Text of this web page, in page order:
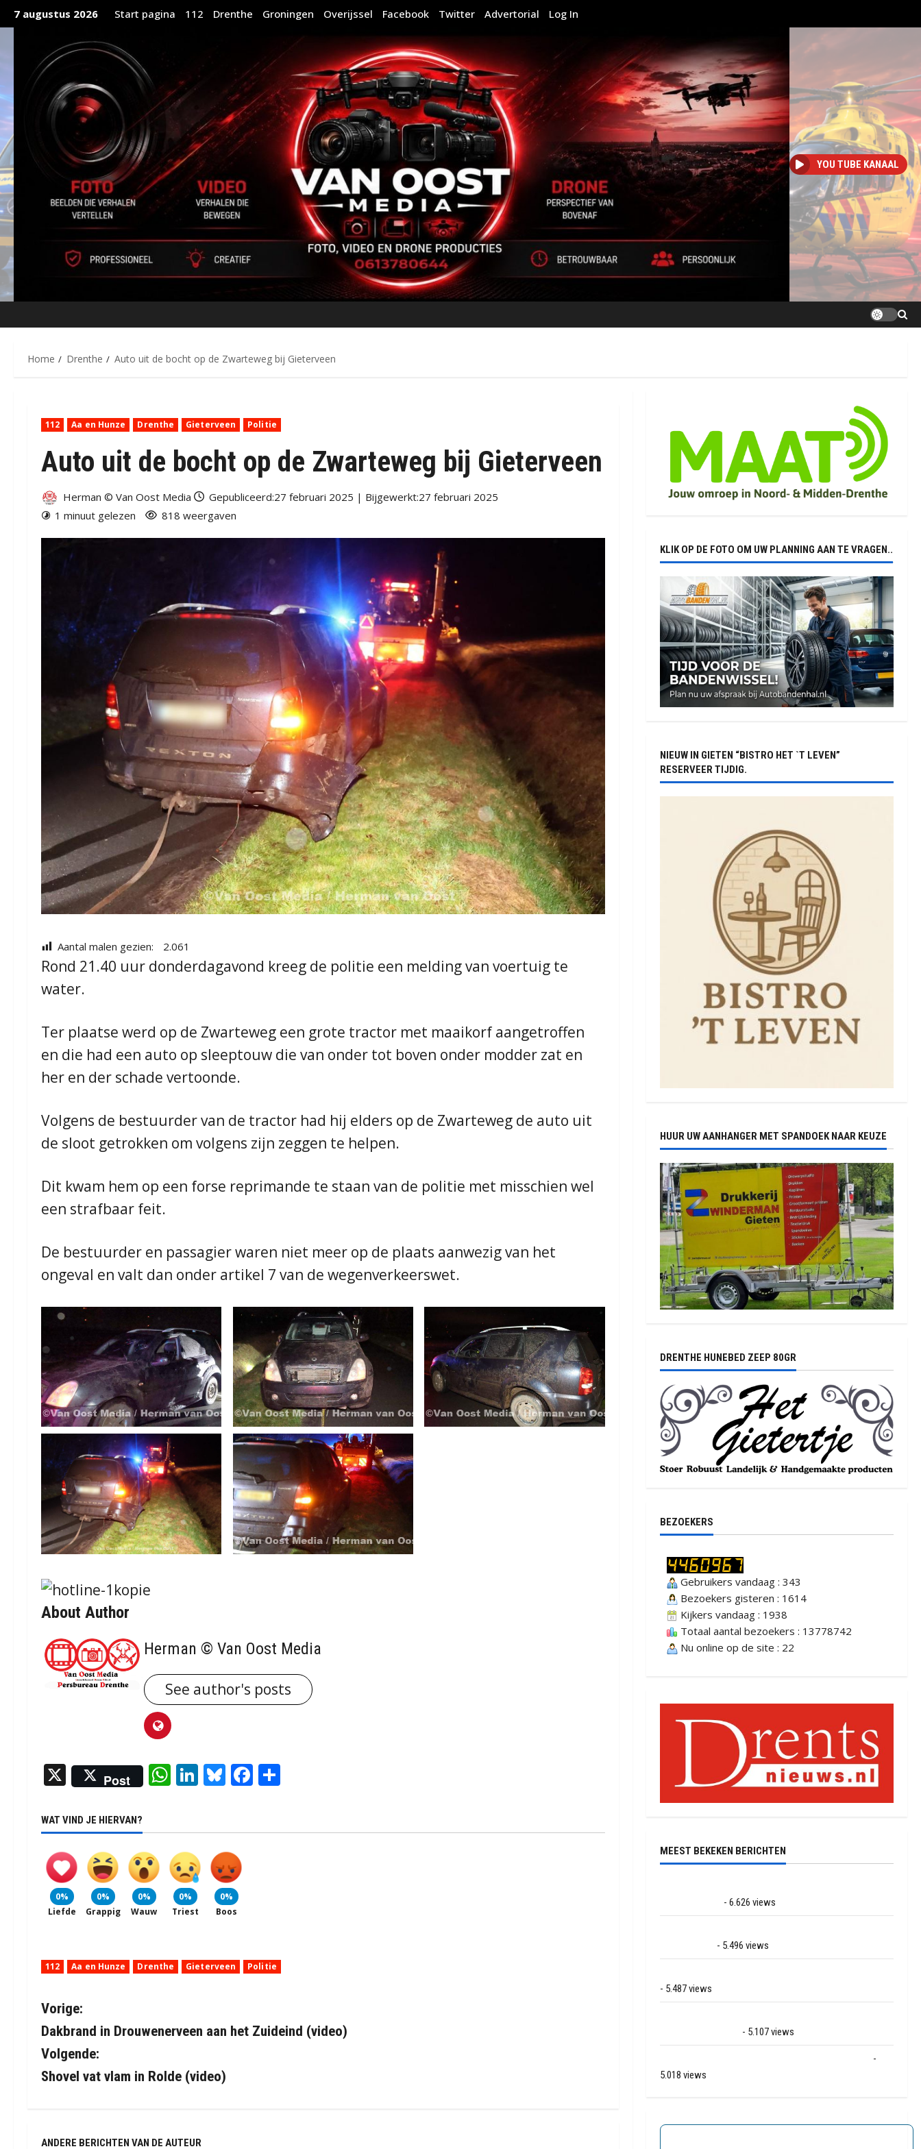
naar
7 augustus 2026 Start pagina 112 Drenthe Groningen Overijssel Facebook Twitter Advertorial Log In
YOU TUBE KANAAL
Home Drenthe Auto uit de bocht op de Zwarteweg bij Gieterveen
112 Aa en Hunze Drenthe Gieterveen Politie
Auto uit de bocht op de Zwarteweg bij Gieterveen
Herman © Van Oost Media
Gepubliceerd:27 februari 2025 | Bijgewerkt:27 februari 2025
1 minuut gelezen
818 weergaven
Aantal malen gezien: 2.061
Rond 21.40 uur donderdagavond kreeg de politie een melding van voertuig te
water.
Ter plaatse werd op de Zwarteweg een grote tractor met maaikorf aangetroffen
en die had een auto op sleeptouw die van onder tot boven onder modder zat en
her en der schade vertoonde.
Volgens de bestuurder van de tractor had hij elders op de Zwarteweg de auto uit
de sloot getrokken om volgens zijn zeggen te helpen.
Dit kwam hem op een forse reprimande te staan van de politie met misschien wel
een strafbaar feit.
De bestuurder en passagier waren niet meer op de plaats aanwezig van het
ongeval en valt dan onder artikel 7 van de wegenverkeerswet.
About Author
Herman © Van Oost Media
See author's posts
X Post WhatsApp
LinkedIn
Bluesky
Facebook
WAT VIND JE HIERVAN?
0%
Liefde
0%
Grappig
0%
Wauw
0%
Triest
0%
Boos
112 Aa en Hunze Drenthe Gieterveen Politie
B
e
r
Vorige:
Dakbrand in Drouwenerveen aan het Zuideind (video)
Volgende:
Shovel vat vlam in Rolde (video)
ANDERE BERICHTEN VAN DE AUTEUR
KLIK OP DE FOTO OM UW PLANNING AAN TE VRAGEN..
NIEUW IN GIETEN “BISTRO HET `T LEVEN”
RESERVEER TIJDIG.
HUUR UW AANHANGER MET SPANDOEK NAAR KEUZE
DRENTHE HUNEBED ZEEP 80GR
BEZOEKERS
Gebruikers vandaag : 343
Bezoekers gisteren : 1614
Kijkers vandaag : 1938
Totaal aantal bezoekers : 13778742
Nu online op de site : 22
MEEST BEKEKEN BERICHTEN
- 6.626 views
- 5.496 views
- 5.487 views
- 5.107 views
-
5.018 views